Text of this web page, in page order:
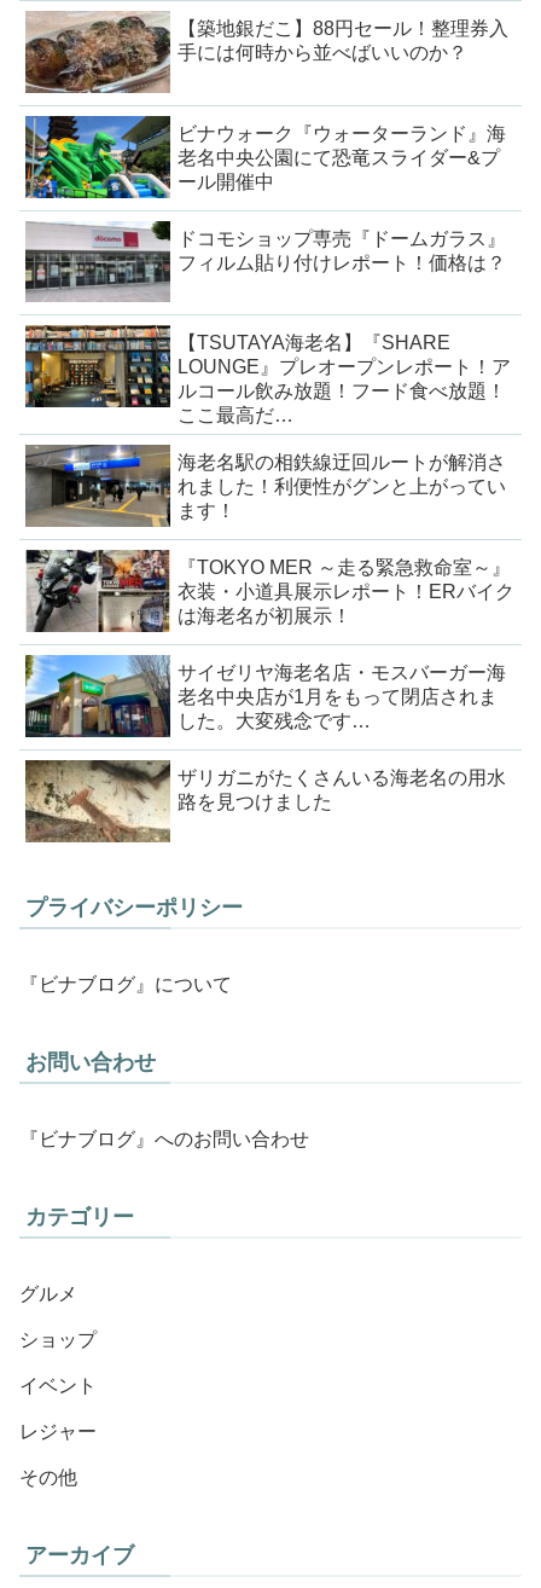
【築地銀だこ】88円セール！整理券入
手には何時から並べばいいのか？
ビナウォーク『ウォーターランド』海
老名中央公園にて恐竜スライダー&プ
ール開催中
ドコモショップ専売『ドームガラス』
フィルム貼り付けレポート！価格は？
【TSUTAYA海老名】『SHARE
LOUNGE』プレオープンレポート！ア
ルコール飲み放題！フード食べ放題！
ここ最高だ…
海老名駅の相鉄線迂回ルートが解消さ
れました！利便性がグンと上がってい
ます！
『TOKYO MER ～走る緊急救命室～』
衣装・小道具展示レポート！ERバイク
は海老名が初展示！
サイゼリヤ海老名店・モスバーガー海
老名中央店が1月をもって閉店されま
した。大変残念です…
ザリガニがたくさんいる海老名の用水
路を見つけました
プライバシーポリシー
『ビナブログ』について
お問い合わせ
『ビナブログ』へのお問い合わせ
カテゴリー
グルメ
ショップ
イベント
レジャー
その他
アーカイブ